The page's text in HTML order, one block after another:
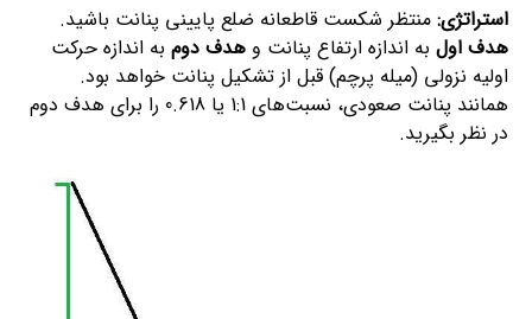
استراتژی: منتظر شکست قاطعانه ضلع پایینی پنانت باشید.
هدف اول به اندازه ارتفاع پنانت و هدف دوم به اندازه حرکت
اولیه نزولی (میله پرچم) قبل از تشکیل پنانت خواهد بود.
همانند پنانت صعودی، نسبت‌های 1:1 یا 0.618 را برای هدف دوم
در نظر بگیرید.